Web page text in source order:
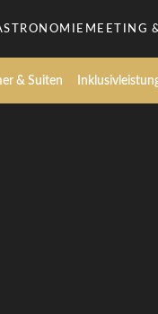
& Suiten
MEETING